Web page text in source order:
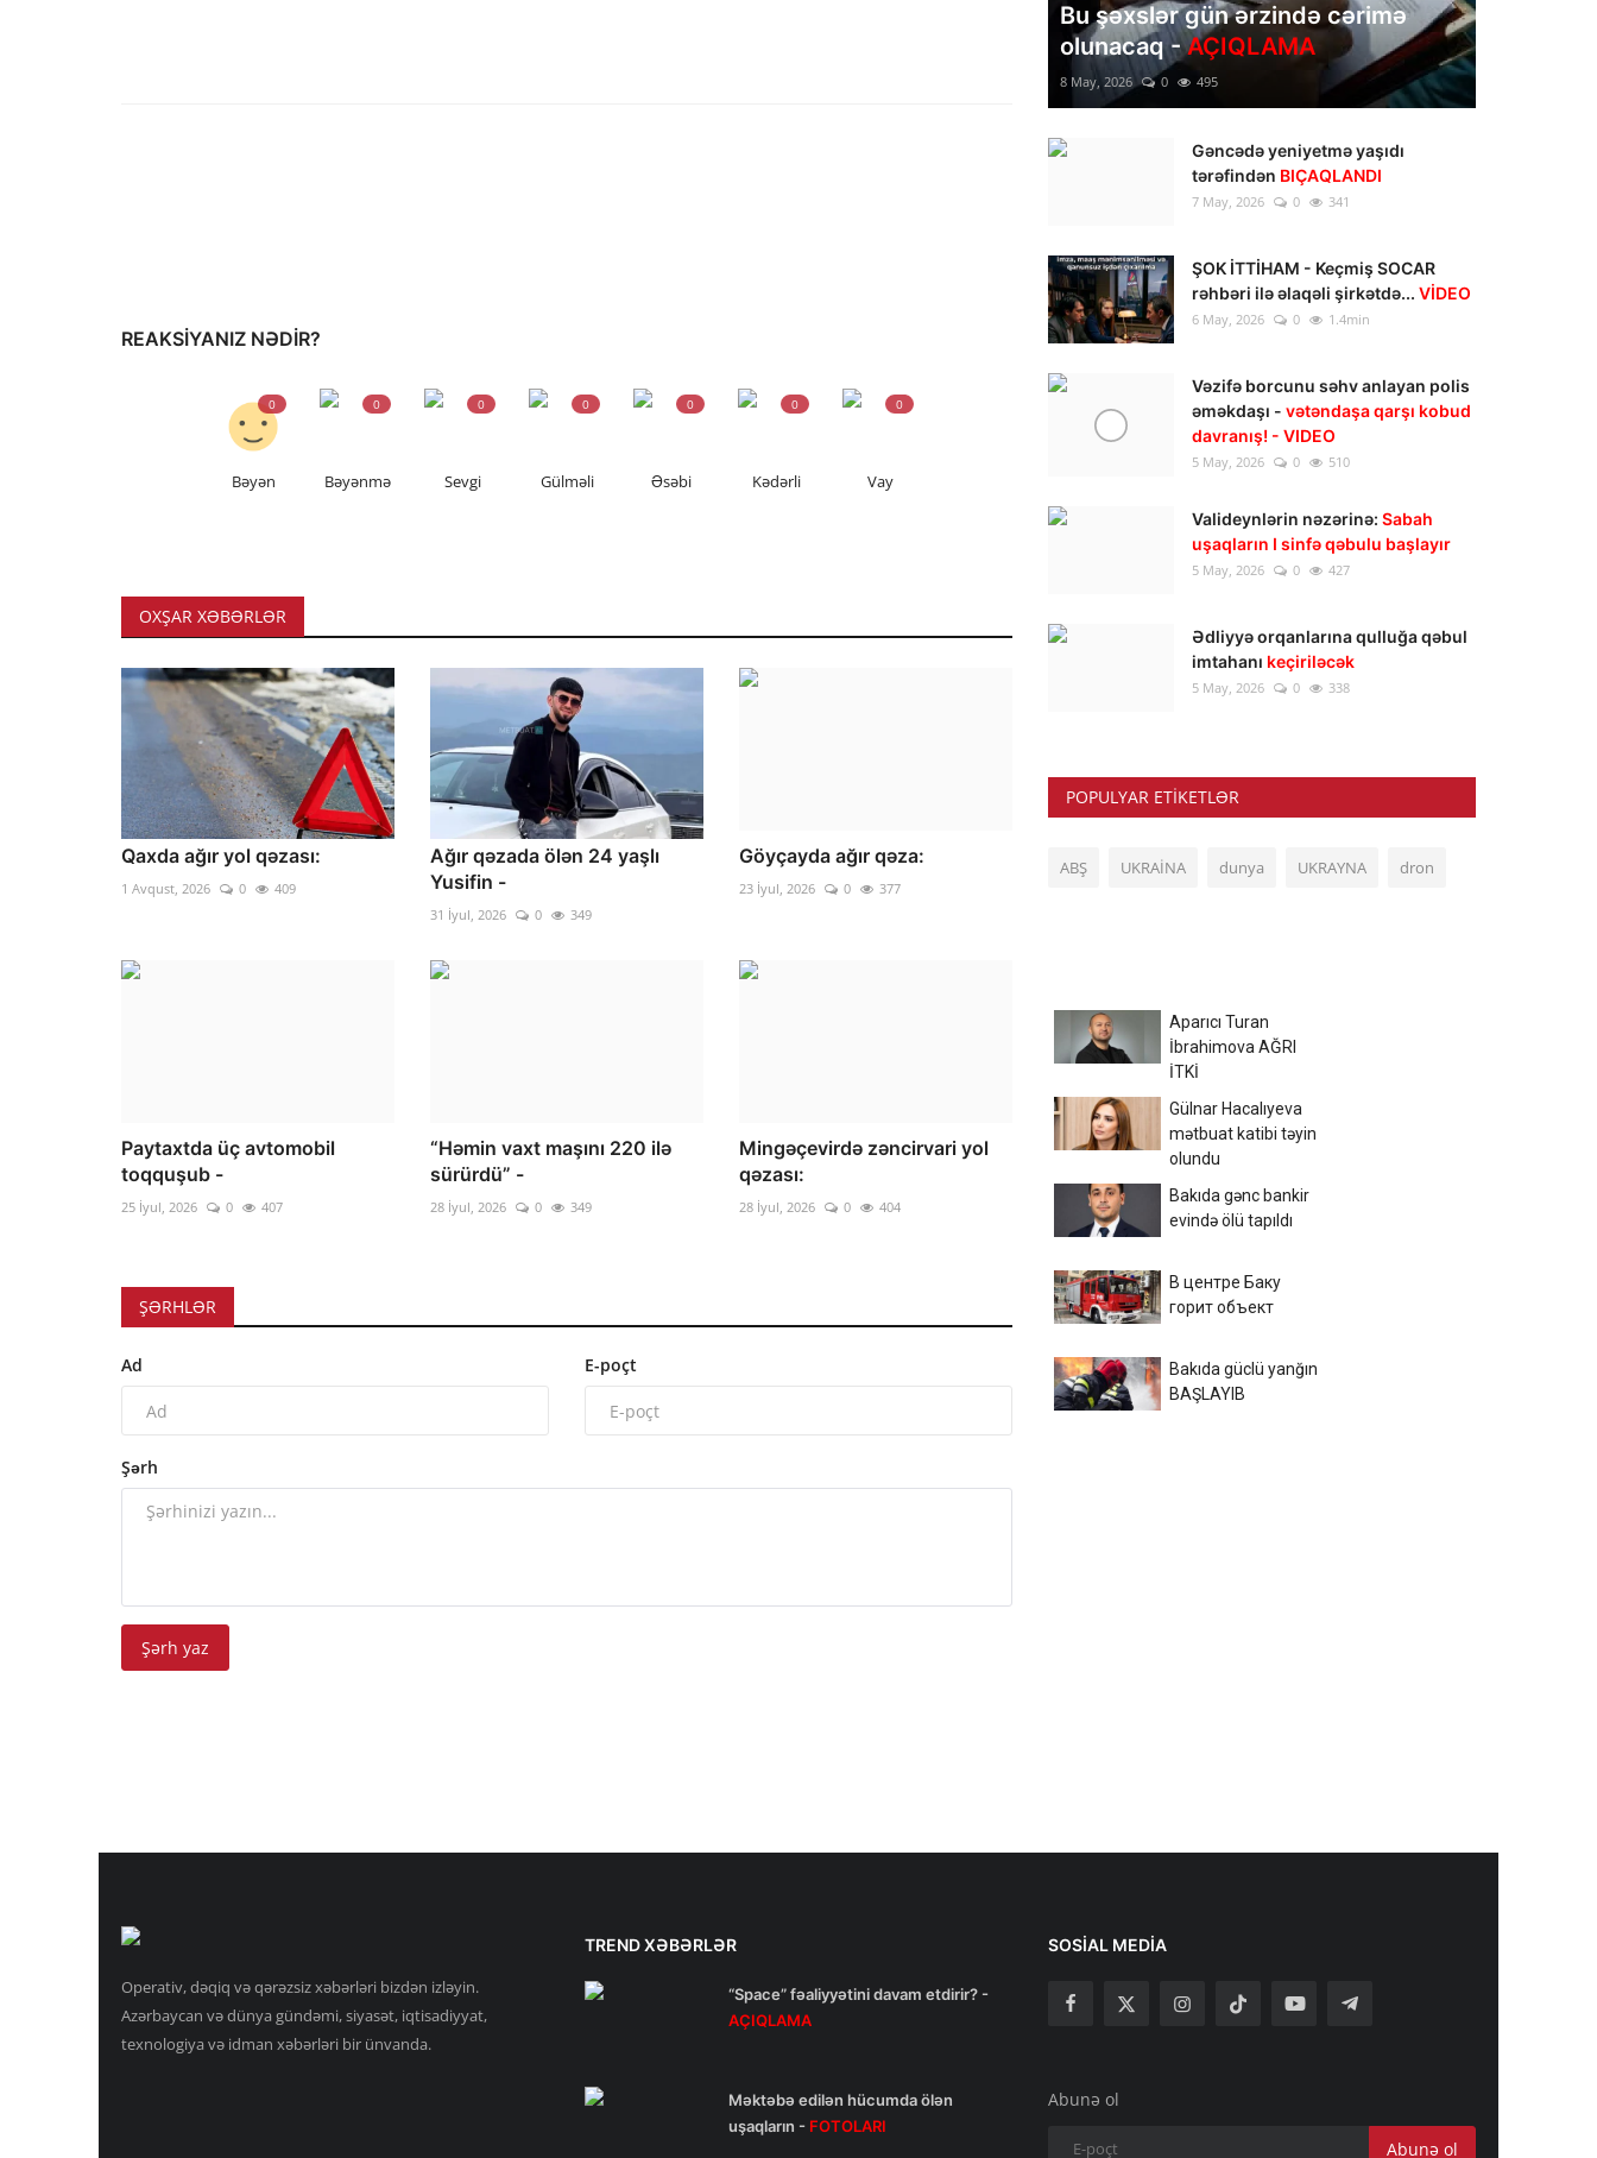
REAKSIYANIZ NƏDIR?
Bəyən
0
Bəyənmə
0
Sevgi
0
Gülməli
0
Əsəbi
0
Kədərli
0
Vay
0
OXŞAR XƏBƏRLƏR
Qaxda ağır yol qəzası:
1 Avqust, 2026 0 409
Ağır qəzada ölən 24 yaşlı
Yusifin -
31 İyul, 2026 0 349
Göyçayda ağır qəza:
23 İyul, 2026 0 377
Paytaxtda üç avtomobil
toqquşub -
25 İyul, 2026 0 407
“Həmin vaxt maşını 220 ilə
sürürdü” -
28 İyul, 2026 0 349
Mingəçevirdə zəncirvari yol
qəzası:
28 İyul, 2026 0 404
ŞƏRHLƏR
Ad E-poçt
Şərh
Şərh yaz
Bu şəxslər gün ərzində cərimə
olunacaq -AÇIQLAMA
8 May, 2026 0 495
Gəncədə yeniyetmə yaşıdı
tərəfindən BIÇAQLANDI
7 May, 2026 0 341
ŞOK İTTİHAM - Keçmiş SOCAR
rəhbəri ilə əlaqəli şirkətdə... VİDEO
6 May, 2026 0 1.4min
Vəzifə borcunu səhv anlayan polis
əməkdaşı - vətəndaşa qarşı kobud
davranış! - VIDEO
5 May, 2026 0 510
Valideynlərin nəzərinə: Sabah
uşaqların I sinfə qəbulu başlayır
5 May, 2026 0 427
Ədliyyə orqanlarına qulluğa qəbul
imtahanı keçiriləcək
5 May, 2026 0 338
POPULYAR ETIKETLƏR
ABŞ UKRAİNA dunya UKRAYNA dron
Aparıcı Turan
İbrahimova AĞRI
İTKİ
Gülnar Hacalıyeva
mətbuat katibi təyin
olundu
Bakıda gənc bankir
evində ölü tapıldı
В центре Баку
горит объект
Bakıda güclü yanğın
BAŞLAYIB
Operativ, dəqiq və qərəzsiz xəbərləri bizdən izləyin.
Azərbaycan və dünya gündəmi, siyasət, iqtisadiyyat,
texnologiya və idman xəbərləri bir ünvanda.
TREND XƏBƏRLƏR
“Space” fəaliyyətini davam etdirir? -
AÇIQLAMA
Məktəbə edilən hücumda ölən
uşaqların - FOTOLARI
SOSIAL MEDIA
Abunə ol
Abunə ol